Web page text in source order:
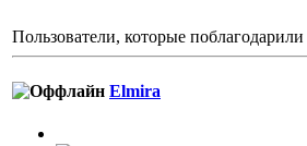
Пользователи, которые поблагодарили
Elmira